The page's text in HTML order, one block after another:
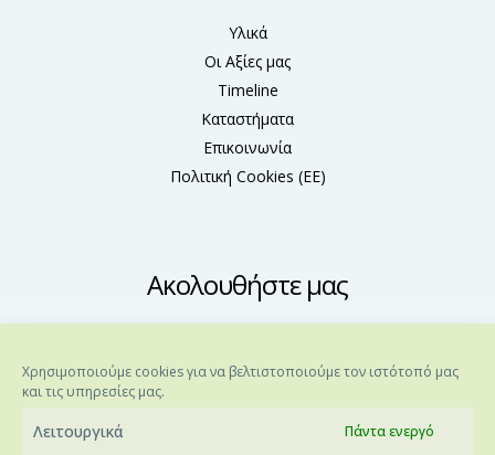
Χρησιμοποιούμε cookies για να βελτιστοποιούμε τον ιστότοπό μας
και τις υπηρεσίες μας.
Λειτουργικά Πάντα ενεργό
Υλικά
Οι Αξίες μας
Timeline
Καταστήματα
Επικοινωνία
Πολιτική Cookies (ΕΕ)
Ακολουθήστε μας